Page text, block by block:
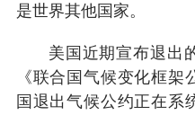
是世界其他国家。
美国近期宣布退出
《联合国气候变化框
国退出气候公约正在系